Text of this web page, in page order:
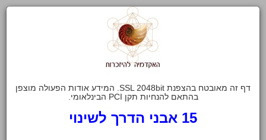
דף זה מאובטח בהצפנת SSL 2048bit. המידע אודות הפעולה מוצפן
בהתאם להנחיות תקן PCI הבינלאומי.
15 אבני הדרך לשינוי